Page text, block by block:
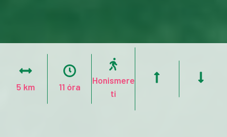
5 km 11 óra
Honismere
ti